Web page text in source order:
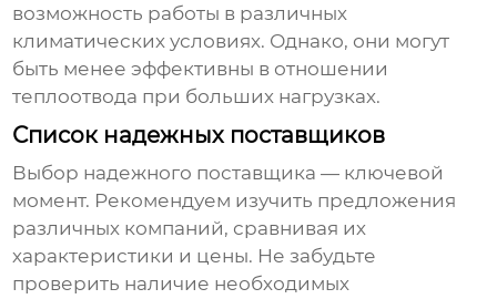
возможность работы в различных
климатических условиях. Однако, они могут
быть менее эффективны в отношении
теплоотвода при больших нагрузках.
Список надежных поставщиков
Выбор надежного поставщика — ключевой
момент. Рекомендуем изучить предложения
различных компаний, сравнивая их
характеристики и цены. Не забудьте
проверить наличие необходимых